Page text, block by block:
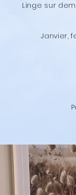
Linge sur
Janvier,